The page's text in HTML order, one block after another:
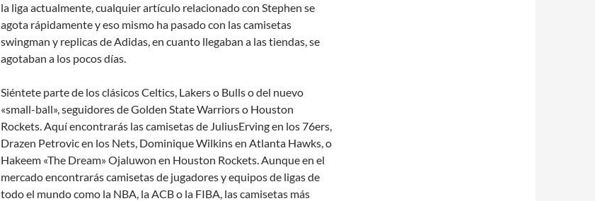
la liga actualmente, cualquier artículo relacionado con Stephen se
agota rápidamente y eso mismo ha pasado con las camisetas
swingman y replicas de Adidas, en cuanto llegaban a las tiendas, se
agotaban a los pocos días.
Siéntete parte de los clásicos Celtics, Lakers o Bulls o del nuevo
«small-ball», seguidores de Golden State Warriors o Houston
Rockets. Aquí encontrarás las camisetas de JuliusErving en los 76ers,
Drazen Petrovic en los Nets, Dominique Wilkins en Atlanta Hawks, o
Hakeem «The Dream» Ojaluwon en Houston Rockets. Aunque en el
mercado encontrarás camisetas de jugadores y equipos de ligas de
todo el mundo como la NBA, la ACB o la FIBA, las camisetas más